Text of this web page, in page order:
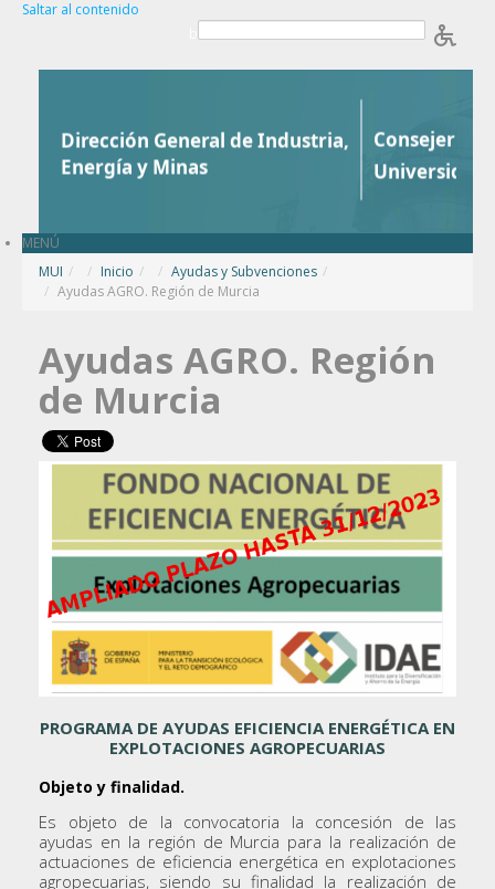
Saltar al contenido
MENÚ
MUI / Inicio / Ayudas y Subvenciones /
Ayudas AGRO. Región de Murcia
Ayudas AGRO. Región
de Murcia
PROGRAMA DE AYUDAS EFICIENCIA ENERGÉTICA EN
EXPLOTACIONES AGROPECUARIAS
Objeto y finalidad.
Es objeto de la convocatoria la concesión de las
ayudas en la región de Murcia para la realización de
actuaciones de eficiencia energética en explotaciones
agropecuarias, siendo su finalidad la realización de